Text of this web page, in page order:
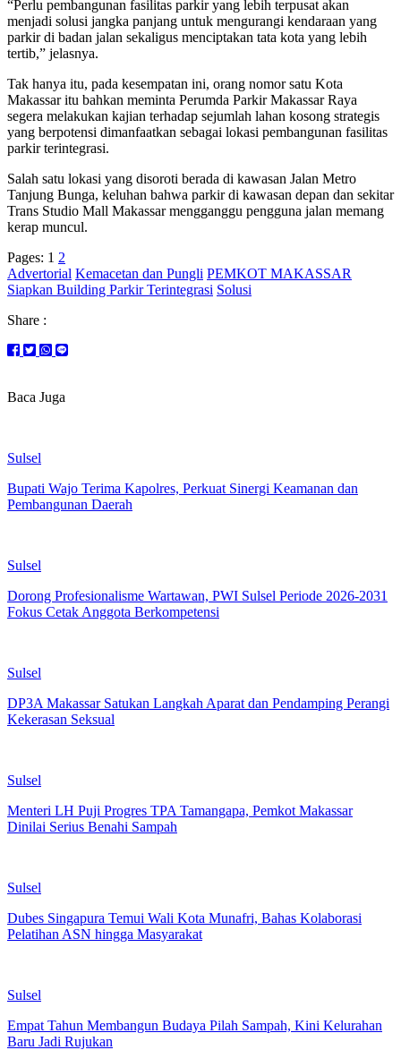
“Perlu pembangunan fasilitas parkir yang lebih terpusat akan
menjadi solusi jangka panjang untuk mengurangi kendaraan yang
parkir di badan jalan sekaligus menciptakan tata kota yang lebih
tertib,” jelasnya.
Tak hanya itu, pada kesempatan ini, orang nomor satu Kota
Makassar itu bahkan meminta Perumda Parkir Makassar Raya
segera melakukan kajian terhadap sejumlah lahan kosong strategis
yang berpotensi dimanfaatkan sebagai lokasi pembangunan fasilitas
parkir terintegrasi.
Salah satu lokasi yang disoroti berada di kawasan Jalan Metro
Tanjung Bunga, keluhan bahwa parkir di kawasan depan dan sekitar
Trans Studio Mall Makassar mengganggu pengguna jalan memang
kerap muncul.
Pages: 1 2
Advertorial Kemacetan dan Pungli PEMKOT MAKASSAR
Siapkan Building Parkir Terintegrasi Solusi
Share :
Baca Juga
Sulsel
Bupati Wajo Terima Kapolres, Perkuat Sinergi Keamanan dan
Pembangunan Daerah
Sulsel
Dorong Profesionalisme Wartawan, PWI Sulsel Periode 2026-2031
Fokus Cetak Anggota Berkompetensi
Sulsel
DP3A Makassar Satukan Langkah Aparat dan Pendamping Perangi
Kekerasan Seksual
Sulsel
Menteri LH Puji Progres TPA Tamangapa, Pemkot Makassar
Dinilai Serius Benahi Sampah
Sulsel
Dubes Singapura Temui Wali Kota Munafri, Bahas Kolaborasi
Pelatihan ASN hingga Masyarakat
Sulsel
Empat Tahun Membangun Budaya Pilah Sampah, Kini Kelurahan
Baru Jadi Rujukan